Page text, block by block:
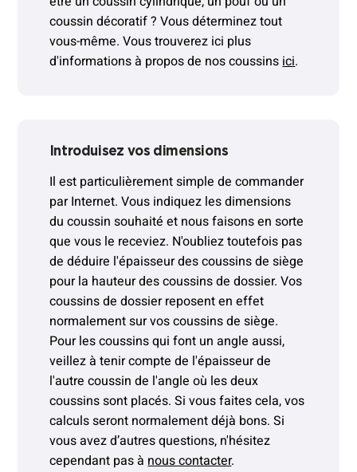
coussin décoratif ? Vous déterminez tout
vous-même. Vous trouverez ici plus
d'informations à propos de nos coussinsici.
Introduisez vos dimensions
Il est particulièrement simple de commander
par Internet. Vous indiquez les dimensions
du coussin souhaité et nous faisons en sorte
que vous le receviez. N'oubliez toutefois pas
de déduire l'épaisseur des coussins de siège
pour la hauteur des coussins de dossier. Vos
coussins de dossier reposent en effet
normalement sur vos coussins de siège.
Pour les coussins qui font un angle aussi,
veillez à tenir compte de l'épaisseur de
l'autre coussin de l'angle où les deux
coussins sont placés. Si vous faites cela, vos
calculs seront normalement déjà bons. Si
vous avez d’autres questions, n'hésitez
cependant pas ànous contacter.